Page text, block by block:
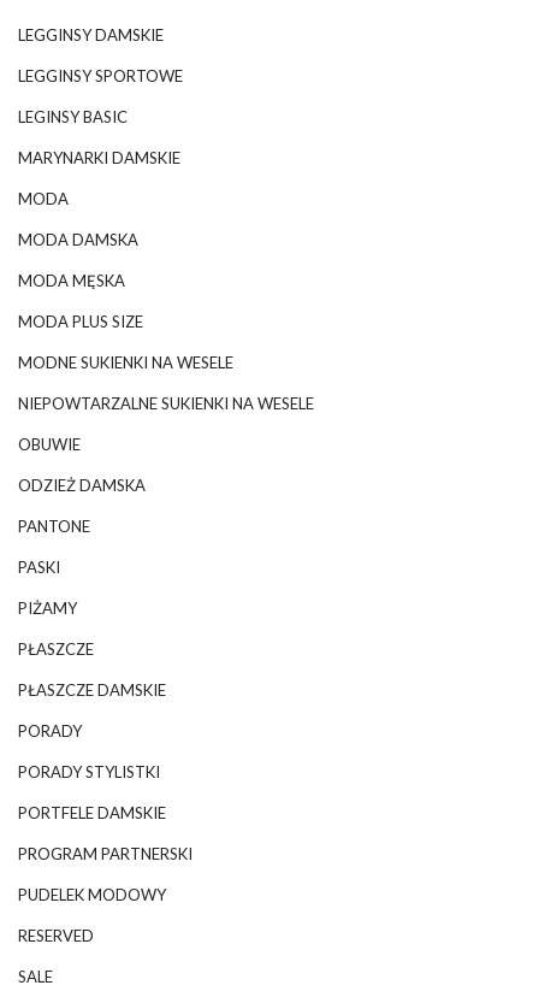
LEGGINSY DAMSKIE
LEGGINSY SPORTOWE
LEGINSY BASIC
MARYNARKI DAMSKIE
MODA
MODA DAMSKA
MODA MĘSKA
MODA PLUS SIZE
MODNE SUKIENKI NA WESELE
NIEPOWTARZALNE SUKIENKI NA WESELE
OBUWIE
ODZIEŻ DAMSKA
PANTONE
PASKI
PIŻAMY
PŁASZCZE
PŁASZCZE DAMSKIE
PORADY
PORADY STYLISTKI
PORTFELE DAMSKIE
PROGRAM PARTNERSKI
PUDELEK MODOWY
RESERVED
SALE